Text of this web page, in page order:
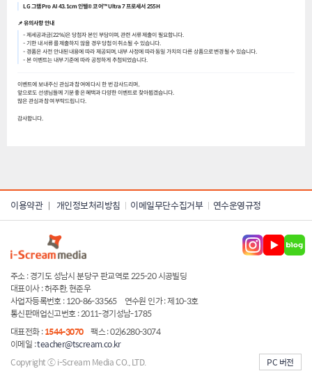
LG 그램 Pro AI 43.1cm 인텔® 코어™ Ultra 7 프로세서 255H
📌 유의사항 안내
- 제세공과금(22%)은 당첨자 본인 부담이며, 관련 서류 제출이 필요합니다.
- 기한 내 서류를 제출하지 않을 경우 당첨이 취소될 수 있습니다.
- 경품은 사전 안내된 내용에 따라 제공되며, 내부 사정에 따라 동일 가치의 다른 상품으로 변경될 수 있습니다.
- 본 이벤트는 내부 기준에 따라 공정하게 추첨되었습니다.
이벤트에 보내주신 관심과 참여에 다시 한 번 감사드리며,
앞으로도 선생님들께 기분 좋은 혜택과 다양한 이벤트로 찾아뵙겠습니다.
많은 관심과 참여 부탁드립니다.
감사합니다.
이용약관 | 개인정보처리방침 이메일무단수집거부 연수운영규정
주소 : 경기도 성남시 분당구 판교역로 225-20 시공빌딩
대표이사 : 허주환, 현준우
사업자등록번호 : 120-86-33565
연수원 인가 : 제10-3호
통신판매업신고번호 : 2011-경기성남-1785
대표전화 :1544-3070 팩스 : 02)6280-3074
이메일 :teacher@tscream.co.kr
Copyright ⓒ i-Scream Media CO., LTD.
PC 버전